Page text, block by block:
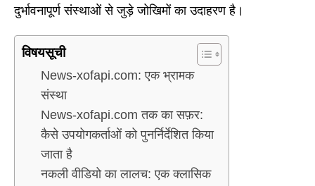
दुर्भावनापूर्ण संस्थाओं से जुड़े जोखिमों का उदाहरण है।
विषयसूची
News-xofapi.com: एक भ्रामक
संस्था
News-xofapi.com तक का सफ़र:
कैसे उपयोगकर्ताओं को पुनर्निर्देशित किया
जाता है
नकली वीडियो का लालच: एक क्लासिक